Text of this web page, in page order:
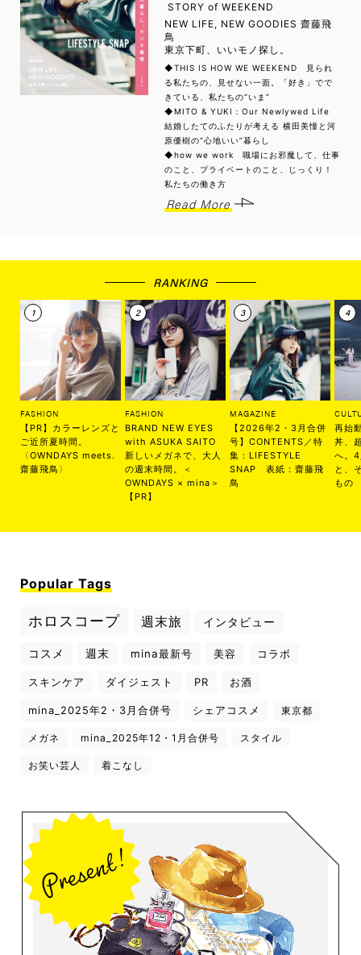
STORY of WEEKEND
NEW LIFE, NEW GOODIES 齋藤飛
鳥
東京下町、いいモノ探し。
◆THIS IS HOW WE WEEKEND 見られ
る私たちの、見せない一面。「好き」でで
きている、私たちの“いま”
◆MITO & YUKI：Our Newlywed Life
結婚したてのふたりが考える 横田美憧と河
原優樹の“心地いい”暮らし
◆how we work 職場にお邪魔して、仕事
のこと、プライベートのこと、じっくり！
私たちの働き方
Read More
RANKING
FASHION
【PR】カラーレンズと
ご近所夏時間。
〈OWNDAYS meets.
齋藤飛鳥〉
FASHION
BRAND NEW EYES
with ASUKA SAITO
新しいメガネで、大人
の週末時間。＜
OWNDAYS × mina＞
【PR】
MAGAZINE
【2026年2・3月合併
号】CONTENTS／特
集：LIFESTYLE
SNAP 表紙：齋藤飛
鳥
再始
丼、
へ。
と、
もの
Popular Tags
ホロスコープ 週末旅 インタビュー
コスメ 週末 mina最新号 美容 コラボ
スキンケア ダイジェスト PR お酒
mina_2025年2・3月合併号 シェアコスメ 東京都
メガネ mina_2025年12・1月合併号 スタイル
お笑い芸人 着こなし